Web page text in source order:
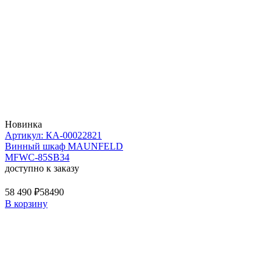
Новинка
Артикул: КА-00022821
Винный шкаф MAUNFELD
MFWC-85SB34
доступно к заказу
58 490 ₽58490
В корзину